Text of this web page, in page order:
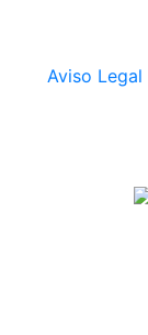
Aviso Legal